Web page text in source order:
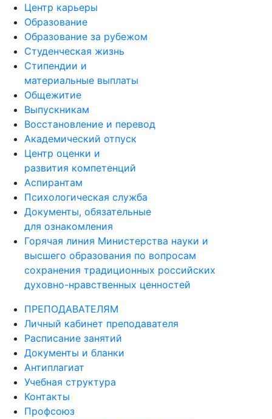
Центр карьеры
Образование
Образование за рубежом
Студенческая жизнь
Стипендии и
материальные выплаты
Общежитие
Выпускникам
Восстановление и перевод
Академический отпуск
Центр оценки и
развития компетенций
Аспирантам
Психологическая служба
Документы, обязательные
для ознакомления
Горячая линия Министерства науки и
высшего образования по вопросам
сохранения традиционных российских
духовно-нравственных ценностей
ПРЕПОДАВАТЕЛЯМ
Личный кабинет преподавателя
Расписание занятий
Документы и бланки
Антиплагиат
Учебная структура
Контакты
Профсоюз